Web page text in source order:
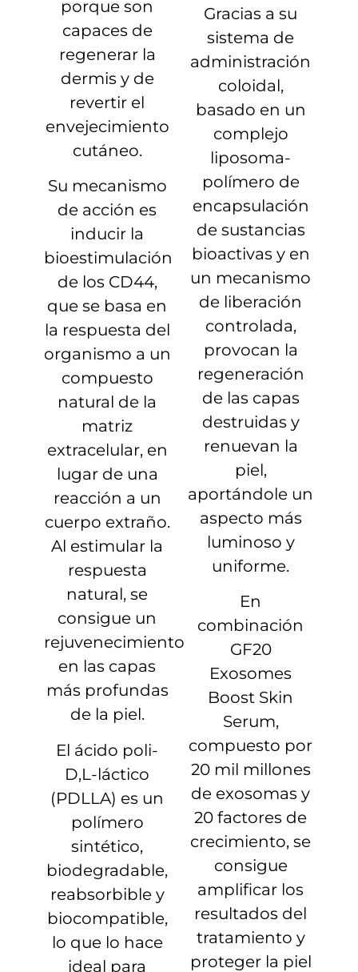
porque son
capaces de
regenerar la
dermis y de
revertir el
envejecimiento
cutáneo.
Su mecanismo
de acción es
inducir la
bioestimulación
de los CD44,
que se basa en
la respuesta del
organismo a un
compuesto
natural de la
matriz
extracelular, en
lugar de una
reacción a un
cuerpo extraño.
Al estimular la
respuesta
natural, se
consigue un
rejuvenecimiento
en las capas
más profundas
de la piel.
El ácido poli-
D,L-láctico
(PDLLA) es un
polímero
sintético,
biodegradable,
reabsorbible y
biocompatible,
lo que lo hace
ideal para
Gracias a su
sistema de
administración
coloidal,
basado en un
complejo
liposoma-
polímero de
encapsulación
de sustancias
bioactivas y en
un mecanismo
de liberación
controlada,
provocan la
regeneración
de las capas
destruidas y
renuevan la
piel,
aportándole un
aspecto más
luminoso y
uniforme.
En
combinación
GF20
Exosomes
Boost Skin
Serum,
compuesto por
20 mil millones
de exosomas y
20 factores de
crecimiento, se
consigue
amplificar los
resultados del
tratamiento y
proteger la piel